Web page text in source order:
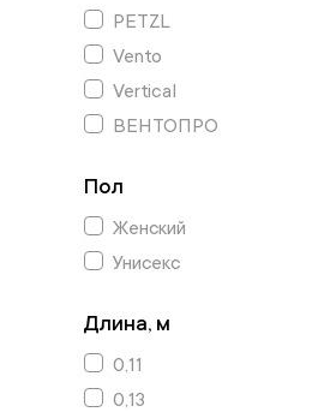
PETZL
Vento
Vertical
ВЕНТОПРО
Пол
Женский
Унисекс
Длина, м
0,11
0,13